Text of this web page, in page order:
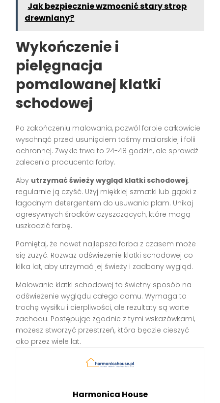
Jak bezpiecznie wzmocnić stary strop
drewniany?
Wykończenie i
pielęgnacja
pomalowanej klatki
schodowej
Po zakończeniu malowania, pozwól farbie całkowicie
wyschnąć przed usunięciem taśmy malarskiej i folii
ochronnej. Zwykle trwa to 24-48 godzin, ale sprawdź
zalecenia producenta farby.
Aby utrzymać świeży wygląd klatki schodowej,
regularnie ją czyść. Użyj miękkiej szmatki lub gąbki z
łagodnym detergentem do usuwania plam. Unikaj
agresywnych środków czyszczących, które mogą
uszkodzić farbę.
Pamiętaj, że nawet najlepsza farba z czasem może
się zużyć. Rozważ odświeżenie klatki schodowej co
kilka lat, aby utrzymać jej świeży i zadbany wygląd.
Malowanie klatki schodowej to świetny sposób na
odświeżenie wyglądu całego domu. Wymaga to
trochę wysiłku i cierpliwości, ale rezultaty są warte
zachodu. Postępując zgodnie z tymi wskazówkami,
możesz stworzyć przestrzeń, która będzie cieszyć
oko przez wiele lat.
Harmonica House